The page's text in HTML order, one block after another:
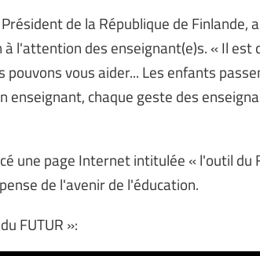
de la République de Finlande,
l'attention des enseignant(e)s. « Il est
vous aider... Les enfants
enseignant, chaque geste des
une page Internet intitulée « l'outil du
de l'avenir de l'éducation.
FUTUR »: